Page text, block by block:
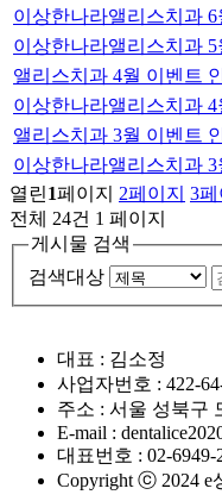
이상한나라앨리스치과
이상한나라앨리스치과
앨리스치과 4월 이벤트
이상한나라앨리스치과
앨리스치과 3월 이벤트
이상한나라앨리스치과
열린1페이지 2페이지 3페
전체 24건 1 페이지
게시물 검색
검색대상
대표 : 김소정
사업자번호 : 422-
주소 : 서울 성북구
E-mail :
대표번호 : 02-6949-
Copyright ⓒ 2024 e